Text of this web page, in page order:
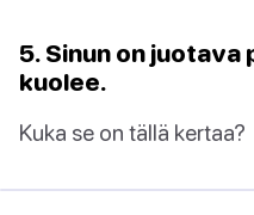
5. Sinun on juotava
kuolee.
Kuka se on tällä kertaa?